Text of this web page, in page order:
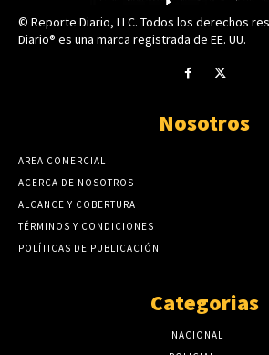
© Reporte Diario, LLC. Todos los derechos
Diario® es una marca registrada de EE. UU.
Nosotros
AREA COMERCIAL
ACERCA DE NOSOTROS
ALCANCE Y COBERTURA
TÉRMINOS Y CONDICIONES
POLÍTICAS DE PUBLICACIÓN
Categorias
NACIONAL